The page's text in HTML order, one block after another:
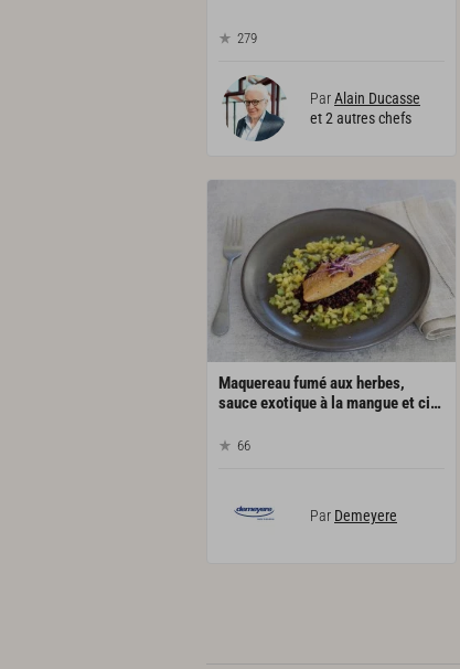
279
ParAlain Ducasse
et 2 autres chefs
Maquereau fumé aux herbes,
sauce exotique à la mangue et citron vert
66
Par Demeyere